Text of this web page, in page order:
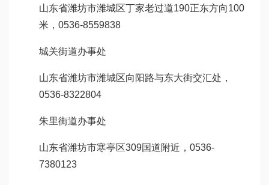
山东省潍坊市潍城区丁家老过道190正东方向100
米，0536-8559838
城关街道办事处
山东省潍坊市潍城区向阳路与东大街交汇处，
0536-8322804
朱里街道办事处
山东省潍坊市寒亭区309国道附近，0536-
7380123